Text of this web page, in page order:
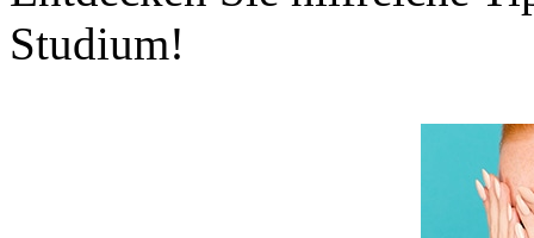
Studium!